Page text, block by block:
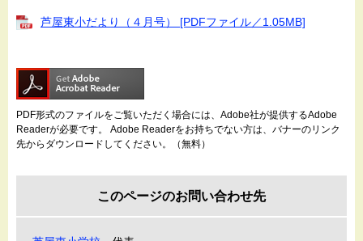
芦屋東小だより（４月号） [PDFファイル／1.05MB]
PDF形式のファイルをご覧いただく場合には、Adobe社が提供するAdobe
Readerが必要です。
Adobe Readerをお持ちでない方は、バナーのリンク
先からダウンロードしてください。（無料）
このページのお問い合わせ先